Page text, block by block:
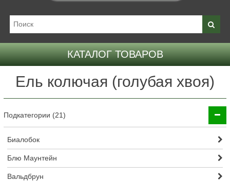
КАТАЛОГ ТОВАРОВ
Ель колючая (голубая хвоя)
Подкатегории (21)
Биалобок
Блю Маунтейн
Вальдбрун